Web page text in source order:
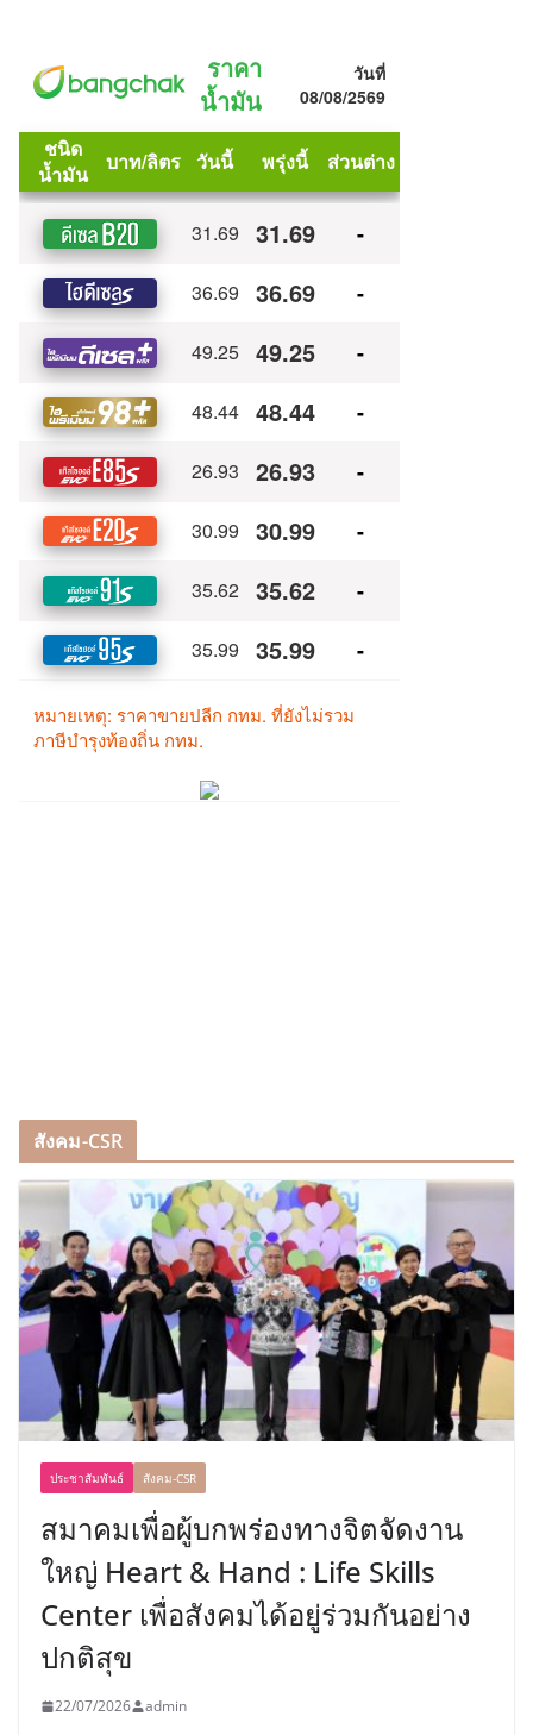
สังคม-CSR
ประชาสัมพันธ์ สังคม-CSR
สมาคมเพื่อผู้บกพร่องทางจิตจัดงาน
ใหญ่ Heart & Hand : Life Skills
Center เพื่อสังคมได้อยู่ร่วมกันอย่าง
ปกติสุข
22/07/2026 admin